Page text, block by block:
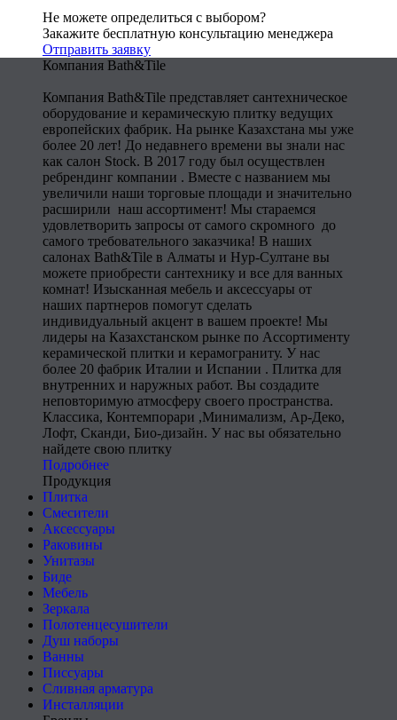
Не можете определиться с выбором?
Закажите бесплатную консультацию менеджера
Отправить заявку
Компания Bath&Tile
Компания Bath&Tile представляет сантехническое
оборудование и керамическую плитку ведущих
европейских фабрик. На рынке Казахстана мы уже
более 20 лет! До недавнего времени вы знали нас
как салон Stock. В 2017 году был осуществлен
ребрендинг компании . Вместе с названием мы
увеличили наши торговые площади и значительно
расширили наш ассортимент! Мы стараемся
удовлетворить запросы от самого скромного до
самого требовательного заказчика! В наших
салонах Bath&Tile в Алматы и Нур-Султане вы
можете приобрести сантехнику и все для ванных
комнат! Изысканная мебель и аксессуары от
наших партнеров помогут сделать
индивидуальный акцент в вашем проекте! Мы
лидеры на Казахстанском рынке по Ассортименту
керамической плитки и керамограниту. У нас
более 20 фабрик Италии и Испании . Плитка для
внутренних и наружных работ. Вы создадите
неповторимую атмосферу своего пространства.
Классика, Контемпорари ,Минимализм, Ар-Деко,
Лофт, Сканди, Био-дизайн. У нас вы обязательно
найдете свою плитку
Подробнее
Продукция
Плитка
Смесители
Аксессуары
Раковины
Унитазы
Биде
Мебель
Зеркала
Полотенцесушители
Душ наборы
Ванны
Писсуары
Сливная арматура
Инсталляции